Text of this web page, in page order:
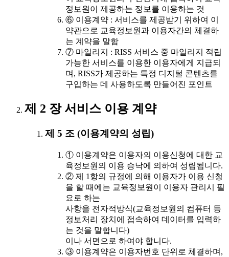
정보원이 제공하는 정보를 이용하는 것
⑥ 이용계약 : 서비스를 제공받기 위하여 이
약관으로 교육정보원과 이용자간의 체결하
는 계약을 말함
⑦ 마일리지 : RISS 서비스 중 마일리지 적립
가능한 서비스를 이용한 이용자에게 지급되
며, RISS가 제공하는 특정 디지털 콘텐츠를
구입하는 데 사용하도록 만들어진 포인트
제 2 장 서비스 이용 계약
제 5 조 (이용계약의 성립)
① 이용계약은 이용자의 이용신청에 대한 교
육정보원의 이용 승낙에 의하여 성립됩니다.
② 제 1항의 규정에 의해 이용자가 이용 신청
을 할 때에는 교육정보원이 이용자 관리시 필
요로 하는
사항을 전자적방식(교육정보원의 컴퓨터 등
정보처리 장치에 접속하여 데이터를 입력하
는 것을 말합니다)
이나 서면으로 하여야 합니다.
③ 이용계약은 이용자번호 단위로 체결하며,